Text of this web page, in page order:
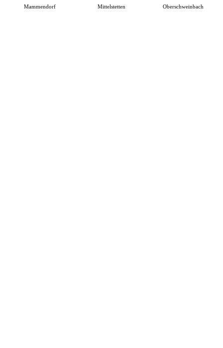
Mammendorf Mittelstetten Oberschweinbach